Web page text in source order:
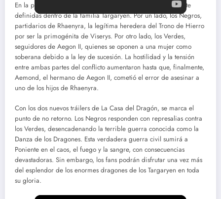
En la primera temporada, surgieron dos facciones claramente
definidas dentro de la familia Targaryen. Por un lado, los Negros,
partidarios de Rhaenyra, la legítima heredera del Trono de Hierro
por ser la primogénita de Viserys. Por otro lado, los Verdes,
seguidores de Aegon II, quienes se oponen a una mujer como
soberana debido a la ley de sucesión. La hostilidad y la tensión
entre ambas partes del conflicto aumentaron hasta que, finalmente,
Aemond, el hermano de Aegon II, cometió el error de asesinar a
uno de los hijos de Rhaenyra.
Con los dos nuevos tráilers de La Casa del Dragón, se marca el
punto de no retorno. Los Negros responden con represalias contra
los Verdes, desencadenando la terrible guerra conocida como la
Danza de los Dragones. Esta verdadera guerra civil sumirá a
Poniente en el caos, el fuego y la sangre, con consecuencias
devastadoras. Sin embargo, los fans podrán disfrutar una vez más
del esplendor de los enormes dragones de los Targaryen en toda
su gloria.